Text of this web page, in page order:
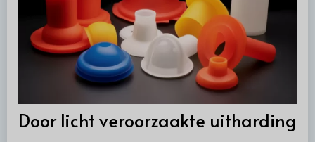
Door licht veroorzaakte uitharding